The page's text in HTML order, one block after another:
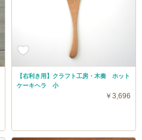
【右利き用】クラフト工房・木奏 ホット
ケーキヘラ 小
￥3,696